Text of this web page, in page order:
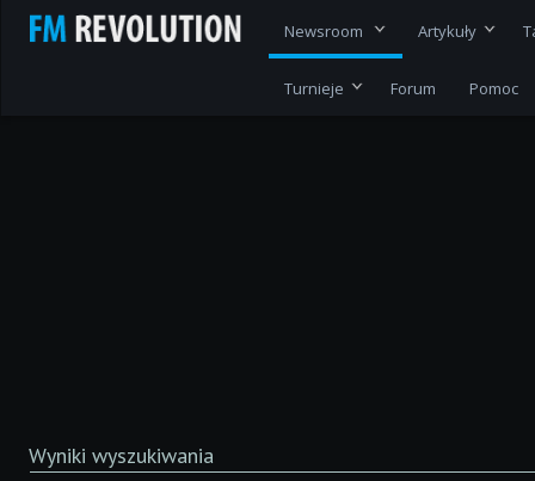
Newsroom Artykuły
Turnieje Forum Pomoc
Wyniki wyszukiwania